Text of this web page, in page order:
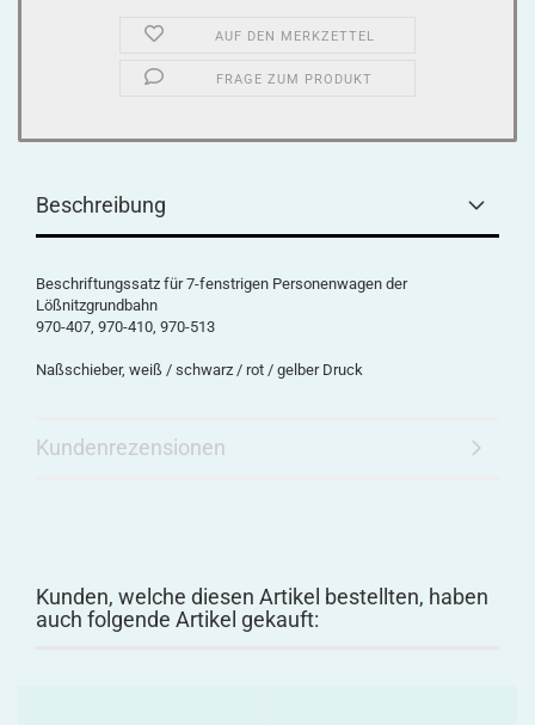
AUF DEN MERKZETTEL
FRAGE ZUM PRODUKT
Beschreibung
Beschriftungssatz für 7-fenstrigen Personenwagen der
Lößnitzgrundbahn
970-407, 970-410, 970-513
Naßschieber, weiß / schwarz / rot / gelber Druck
Kundenrezensionen
Kunden, welche diesen Artikel bestellten, haben
auch folgende Artikel gekauft: